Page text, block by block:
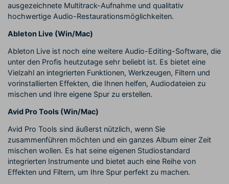
ausgezeichnete Multitrack-Aufnahme und qualitativ
hochwertige Audio-Restaurationsmöglichkeiten.
Ableton Live (Win/Mac)
Ableton Live ist noch eine weitere Audio-Editing-Software, die
unter den Profis heutzutage sehr beliebt ist. Es bietet eine
Vielzahl an integrierten Funktionen, Werkzeugen, Filtern und
vorinstallierten Effekten, die Ihnen helfen, Audiodateien zu
mischen und Ihre eigene Spur zu erstellen.
Avid Pro Tools (Win/Mac)
Avid Pro Tools sind äußerst nützlich, wenn Sie
zusammenführen möchten und ein ganzes Album einer Zeit
mischen wollen. Es hat seine eigenen Studiostandard
integrierten Instrumente und bietet auch eine Reihe von
Effekten und Filtern, um Ihre Spur perfekt zu machen.